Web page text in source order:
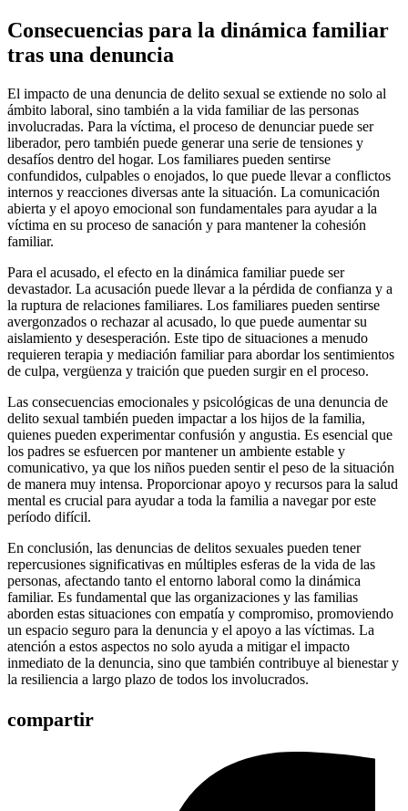
Consecuencias para la dinámica familiar
tras una denuncia
El impacto de una denuncia de delito sexual se extiende no solo al
ámbito laboral, sino también a la vida familiar de las personas
involucradas. Para la víctima, el proceso de denunciar puede ser
liberador, pero también puede generar una serie de tensiones y
desafíos dentro del hogar. Los familiares pueden sentirse
confundidos, culpables o enojados, lo que puede llevar a conflictos
internos y reacciones diversas ante la situación. La comunicación
abierta y el apoyo emocional son fundamentales para ayudar a la
víctima en su proceso de sanación y para mantener la cohesión
familiar.
Para el acusado, el efecto en la dinámica familiar puede ser
devastador. La acusación puede llevar a la pérdida de confianza y a
la ruptura de relaciones familiares. Los familiares pueden sentirse
avergonzados o rechazar al acusado, lo que puede aumentar su
aislamiento y desesperación. Este tipo de situaciones a menudo
requieren terapia y mediación familiar para abordar los sentimientos
de culpa, vergüenza y traición que pueden surgir en el proceso.
Las consecuencias emocionales y psicológicas de una denuncia de
delito sexual también pueden impactar a los hijos de la familia,
quienes pueden experimentar confusión y angustia. Es esencial que
los padres se esfuercen por mantener un ambiente estable y
comunicativo, ya que los niños pueden sentir el peso de la situación
de manera muy intensa. Proporcionar apoyo y recursos para la salud
mental es crucial para ayudar a toda la familia a navegar por este
período difícil.
En conclusión, las denuncias de delitos sexuales pueden tener
repercusiones significativas en múltiples esferas de la vida de las
personas, afectando tanto el entorno laboral como la dinámica
familiar. Es fundamental que las organizaciones y las familias
aborden estas situaciones con empatía y compromiso, promoviendo
un espacio seguro para la denuncia y el apoyo a las víctimas. La
atención a estos aspectos no solo ayuda a mitigar el impacto
inmediato de la denuncia, sino que también contribuye al bienestar y
la resiliencia a largo plazo de todos los involucrados.
compartir